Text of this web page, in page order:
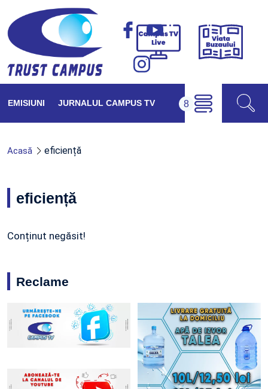
Campus
Viața
EMISIUNI JURNALUL CAMPUS TV
Acasă eficiență
eficiență
Conținut negăsit!
Reclame